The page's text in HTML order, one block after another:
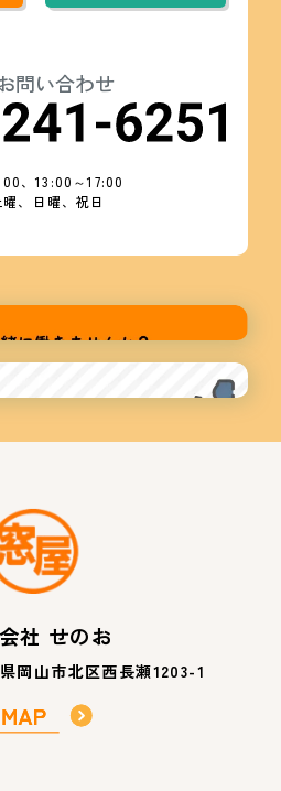
問い合わせ
、13:00～17:00
、日曜、祝日
社 せのお
岡山市北区西長瀬1203-1